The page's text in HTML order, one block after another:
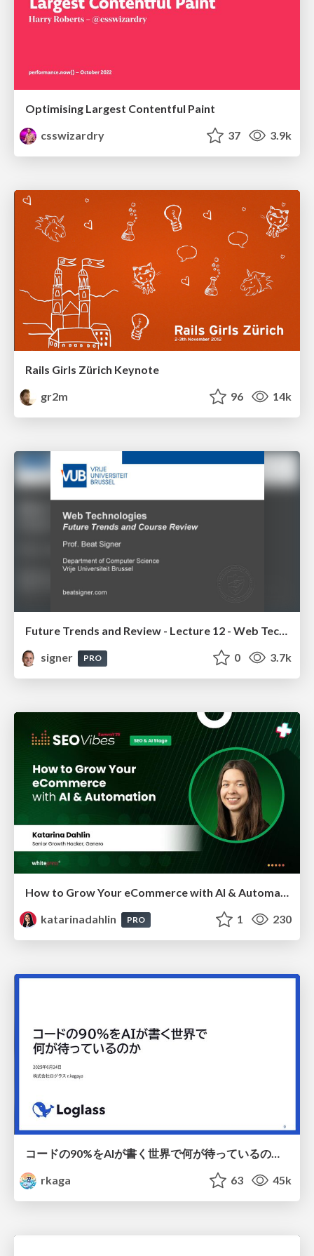
Optimising Largest Contentful Paint
csswizardry
37 3.9k
Rails Girls Zürich Keynote
gr2m
96 14k
Future Trends and Review - Lecture 12 - Web Technologies (1019888BNR)
signer
PRO 0 3.7k
How to Grow Your eCommerce with AI & Automation
katarinadahlin
PRO 1 230
コードの90%をAIが書く世界で何が待っているのか / What awaits us in a world where 90% of the code is written by AI
rkaga
63 45k